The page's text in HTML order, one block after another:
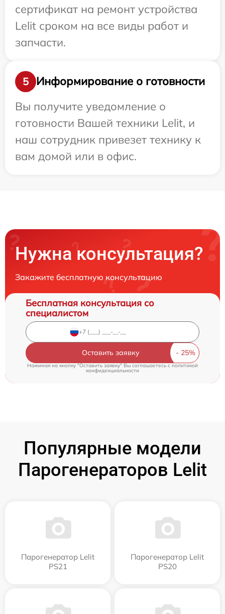
сертификат на ремонт устройства
Lelit сроком на все виды работ и
запчасти.
5
Информирование о готовности
Вы получите уведомление о
готовности Вашей техники Lelit, и
наш сотрудник привезет технику к
вам домой или в офис.
Нужна консультация?
Закажите бесплатную консультацию
Бесплатная консультация со
специалистом
Оставить заявку
Нажимая на кнопку "Оставить заявку" Вы соглашаетесь cполитикой
конфиденциальности
Популярные модели
Парогенераторов Lelit
Парогенератор Lelit
PS21
Парогенератор Lelit
PS20